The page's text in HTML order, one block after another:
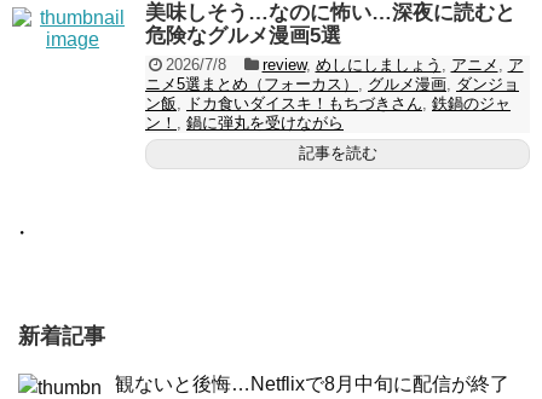
美味しそう…なのに怖い…深夜に読むと
危険なグルメ漫画5選
2026/7/8 review, めしにしましょう , アニメ , ア
ニメ5選まとめ（フォーカス） , グルメ漫画, ダンジョ
ン飯, ドカ食いダイスキ！もちづきさん, 鉄鍋のジャ
ン！ , 鍋に弾丸を受けながら
記事を読む
・
新着記事
観ないと後悔…Netflixで8月中旬に配信が終了